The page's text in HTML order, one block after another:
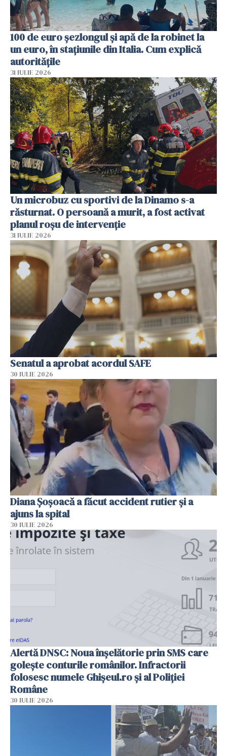
100 de euro șezlongul și apă de la robinet la
un euro, în stațiunile din Italia. Cum explică
autoritățile
31 IULIE 2026
Un microbuz cu sportivi de la Dinamo s-a
răsturnat. O persoană a murit, a fost activat
planul roșu de intervenție
31 IULIE 2026
Senatul a aprobat acordul SAFE
30 IULIE 2026
Diana Șoșoacă a făcut accident rutier și a
ajuns la spital
30 IULIE 2026
Alertă DNSC: Noua înșelătorie prin SMS care
golește conturile românilor. Infractorii
folosesc numele Ghișeul.ro și al Poliției
Române
30 IULIE 2026